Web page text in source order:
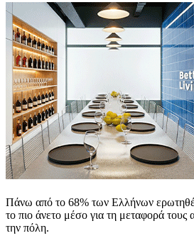
Πάνω από το 68% των Ελλήνων
το πιο άνετο μέσο για τη μεταφορά τους
την πόλη.